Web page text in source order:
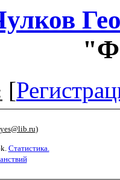
[
yes@lib.ru)
Статистика.